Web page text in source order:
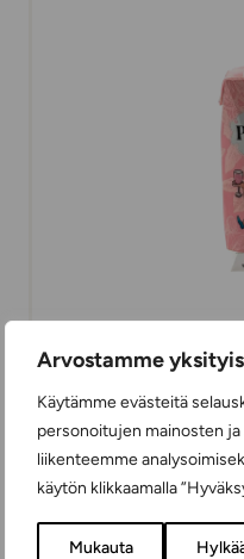
Arvostamme
Käytämme evästeitä
personoitujen mainosten
liikenteemme
käytön klikkaamalla
Mukauta
KUIVA